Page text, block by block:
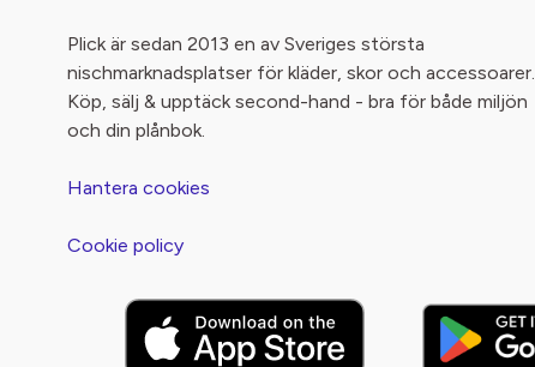
Plick är sedan 2013 en av Sveriges största
nischmarknadsplatser för kläder, skor och accessoarer.
Köp, sälj & upptäck second-hand - bra för både miljön
och din plånbok.
Hantera cookies
Cookie policy